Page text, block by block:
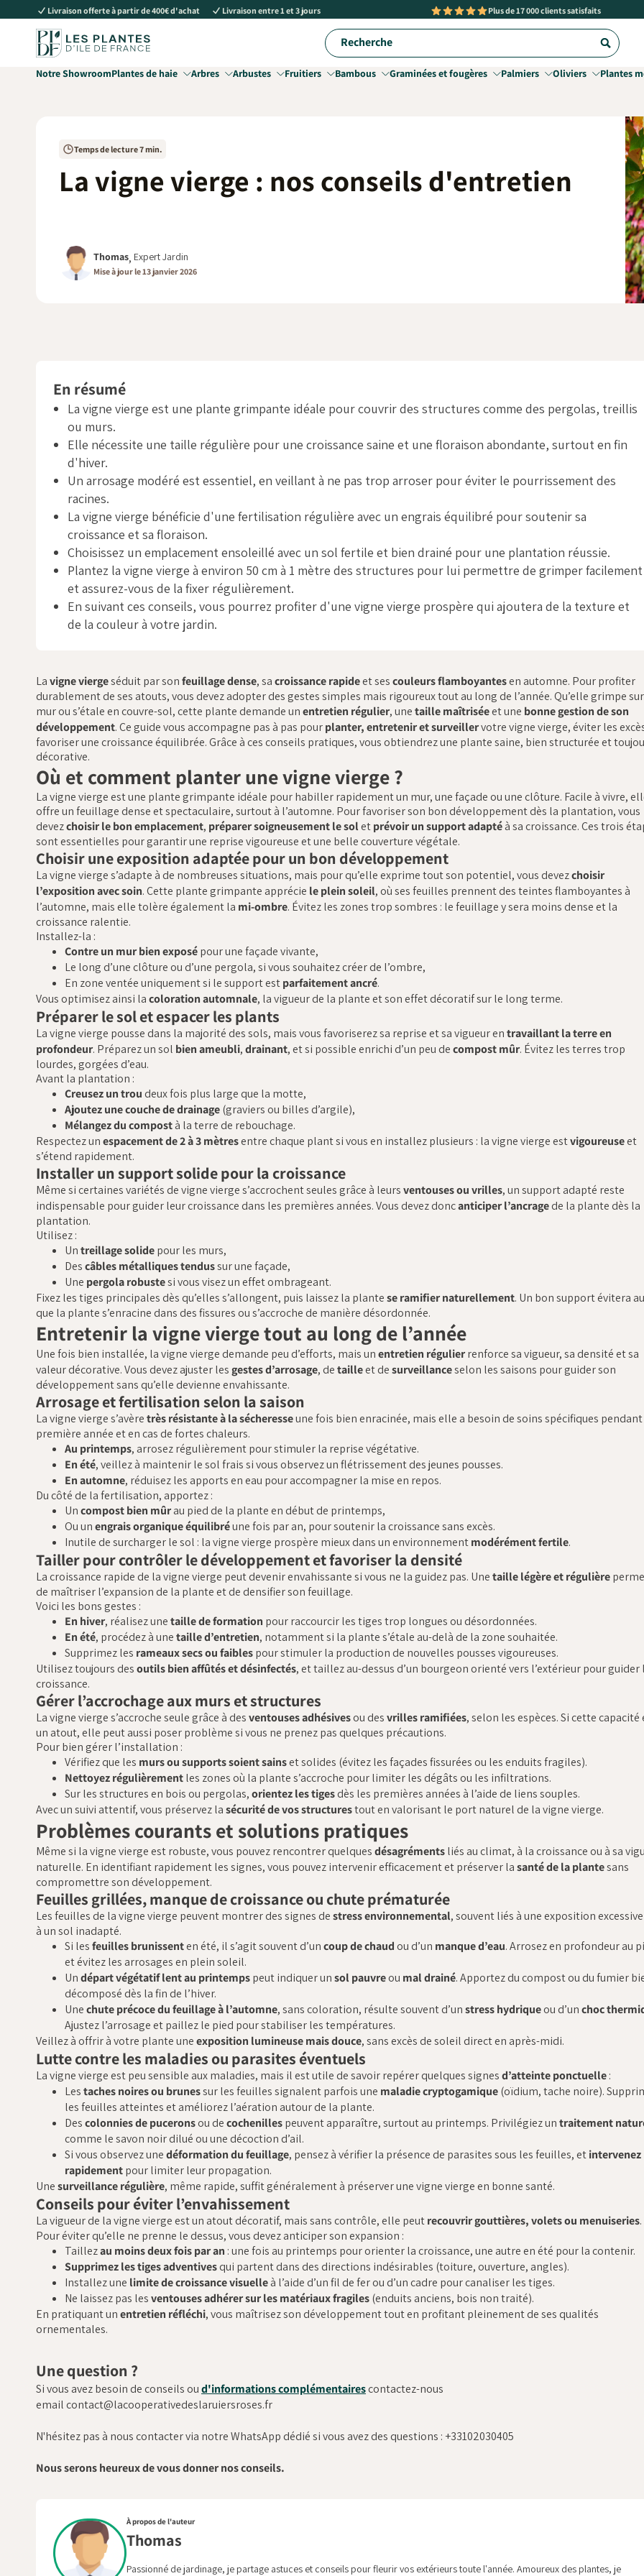
Livraison offerte à partir de 400€ d'achat Livraison entre 1 et 3 jours Plus de17 000 clients satisfaits
Recherche
Notre ShowroomPlantes de haie Arbres Arbustes Fruitiers Bambous Graminées et fougères Palmiers Oliviers Plantes
Temps de lecture 7 min.
La vigne vierge : nos conseils d'entretien
Thomas, Expert Jardin
Mise à jour le 13 janvier 2026
En résumé
La vigne vierge est une plante grimpante idéale pour couvrir des structures comme des pergolas, treillis
ou murs.
Elle nécessite une taille régulière pour une croissance saine et une floraison abondante, surtout en fin
d'hiver.
Un arrosage modéré est essentiel, en veillant à ne pas trop arroser pour éviter le pourrissement des
racines.
La vigne vierge bénéficie d'une fertilisation régulière avec un engrais équilibré pour soutenir sa
croissance et sa floraison.
Choisissez un emplacement ensoleillé avec un sol fertile et bien drainé pour une plantation réussie.
Plantez la vigne vierge à environ 50 cm à 1 mètre des structures pour lui permettre de grimper facilement
et assurez-vous de la fixer régulièrement.
En suivant ces conseils, vous pourrez profiter d'une vigne vierge prospère qui ajoutera de la texture et
de la couleur à votre jardin.
Lavigne viergeséduit par sonfeuillage dense, sacroissance rapideet sescouleurs flamboyantesen automne. Pour profiter
durablement de ses atouts, vous devez adopter des gestes simples mais rigoureux tout au long de l’année. Qu’elle grimpe
mur ou s’étale en couvre-sol, cette plante demande unentretien régulier, unetaille maîtriséeet une bonne gestion de son
développement. Ce guide vous accompagne pas à pas pourplanter, entretenir et surveillervotre vigne vierge, éviter les
favoriser une croissance équilibrée. Grâce à ces conseils pratiques, vous obtiendrez une plante saine, bien structurée et
décorative.
Où et comment planter une vigne vierge ?
La vigne vierge est une plante grimpante idéale pour habiller rapidement un mur, une façade ou une clôture. Facile à vivre,
offre un feuillage dense et spectaculaire, surtout à l’automne. Pour favoriser son bon développement dès la plantation, vous
devezchoisir le bon emplacement, préparer soigneusement le soletprévoir un support adaptéà sa croissance. Ces trois
sont essentielles pour garantir une reprise vigoureuse et une belle couverture végétale.
Choisir une exposition adaptée pour un bon développement
La vigne vierge s’adapte à de nombreuses situations, mais pour qu’elle exprime tout son potentiel, vous devezchoisir
l’exposition avec soin. Cette plante grimpante apprécie le plein soleil, où ses feuilles prennent des teintes flamboyantes à
l’automne, mais elle tolère également la mi-ombre. Évitez les zones trop sombres : le feuillage y sera moins dense et la
croissance ralentie.
Installez-la :
Contre un mur bien exposépour une façade vivante,
Le long d’une clôture ou d’une pergola, si vous souhaitez créer de l’ombre,
En zone ventée uniquement si le support estparfaitement ancré.
Vous optimisez ainsi lacoloration automnale, la vigueur de la plante et son effet décoratif sur le long terme.
Préparer le sol et espacer les plants
La vigne vierge pousse dans la majorité des sols, mais vous favoriserez sa reprise et sa vigueur entravaillant la terre en
profondeur. Préparez un sol bien ameubli,drainant, et si possible enrichi d’un peu decompost mûr. Évitez les terres trop
lourdes, gorgées d’eau.
Avant la plantation :
Creusez un troudeux fois plus large que la motte,
Ajoutez une couche de drainage(graviers ou billes d’argile),
Mélangez du compostà la terre de rebouchage.
Respectez unespacement de 2 à 3 mètresentre chaque plant si vous en installez plusieurs : la vigne vierge estvigoureuseet
s’étend rapidement.
Installer un support solide pour la croissance
Même si certaines variétés de vigne vierge s’accrochent seules grâce à leursventouses ou vrilles, un support adapté reste
indispensable pour guider leur croissance dans les premières années. Vous devez doncanticiper l’ancragede la plante dès la
plantation.
Utilisez :
Untreillage solidepour les murs,
Descâbles métalliques tendussur une façade,
Une pergola robustesi vous visez un effet ombrageant.
Fixez les tiges principales dès qu’elles s’allongent, puis laissez la plantese ramifier naturellement. Un bon support évitera
que la plante s’enracine dans des fissures ou s’accroche de manière désordonnée.
Entretenir la vigne vierge tout au long de l’année
Une fois bien installée, la vigne vierge demande peu d’efforts, mais unentretien régulierrenforce sa vigueur, sa densité et sa
valeur décorative. Vous devez ajuster lesgestes d’arrosage, detailleet desurveillanceselon les saisons pour guider son
développement sans qu’elle devienne envahissante.
Arrosage et fertilisation selon la saison
La vigne vierge s’avèretrès résistante à la sécheresseune fois bien enracinée, mais elle a besoin de soins spécifiques pendant
première année et en cas de fortes chaleurs.
Au printemps, arrosez régulièrement pour stimuler la reprise végétative.
En été, veillez à maintenir le sol frais si vous observez un flétrissement des jeunes pousses.
En automne, réduisez les apports en eau pour accompagner la mise en repos.
Du côté de la fertilisation, apportez :
Uncompost bien mûrau pied de la plante en début de printemps,
Ou unengrais organique équilibréune fois par an, pour soutenir la croissance sans excès.
Inutile de surcharger le sol : la vigne vierge prospère mieux dans un environnementmodérément fertile.
Tailler pour contrôler le développement et favoriser la densité
La croissance rapide de la vigne vierge peut devenir envahissante si vous ne la guidez pas. Unetaille légère et régulière
de maîtriser l’expansion de la plante et de densifier son feuillage.
Voici les bons gestes :
En hiver, réalisez unetaille de formation pour raccourcir les tiges trop longues ou désordonnées.
En été, procédez à unetaille d’entretien, notamment si la plante s’étale au-delà de la zone souhaitée.
Supprimez les rameaux secs ou faiblespour stimuler la production de nouvelles pousses vigoureuses.
Utilisez toujours desoutils bien affûtés et désinfectés, et taillez au-dessus d’un bourgeon orienté vers l’extérieur pour guider
croissance.
Gérer l’accrochage aux murs et structures
La vigne vierge s’accroche seule grâce à desventouses adhésivesou desvrilles ramifiées, selon les espèces. Si cette capacité
un atout, elle peut aussi poser problème si vous ne prenez pas quelques précautions.
Pour bien gérer l’installation :
Vérifiez que les murs ou supports soient sainset solides (évitez les façades fissurées ou les enduits fragiles).
Nettoyez régulièrementles zones où la plante s’accroche pour limiter les dégâts ou les infiltrations.
Sur les structures en bois ou pergolas,orientez les tigesdès les premières années à l’aide de liens souples.
Avec un suivi attentif, vous préservez lasécurité de vos structurestout en valorisant le port naturel de la vigne vierge.
Problèmes courants et solutions pratiques
Même si la vigne vierge est robuste, vous pouvez rencontrer quelquesdésagrémentsliés au climat, à la croissance ou à sa
naturelle. En identifiant rapidement les signes, vous pouvez intervenir efficacement et préserver lasanté de la plantesans
compromettre son développement.
Feuilles grillées, manque de croissance ou chute prématurée
Les feuilles de la vigne vierge peuvent montrer des signes destress environnemental, souvent liés à une exposition
à un sol inadapté.
Si lesfeuilles brunissenten été, il s’agit souvent d’uncoup de chaudou d’un manque d’eau. Arrosez en profondeur au
et évitez les arrosages en plein soleil.
Undépart végétatif lent au printempspeut indiquer unsol pauvreou mal drainé. Apportez du compost ou du fumier
décomposé dès la fin de l’hiver.
Unechute précoce du feuillage à l’automne, sans coloration, résulte souvent d’unstress hydriqueou d’unchoc
Ajustez l’arrosage et paillez le pied pour stabiliser les températures.
Veillez à offrir à votre plante uneexposition lumineuse mais douce, sans excès de soleil direct en après-midi.
Lutte contre les maladies ou parasites éventuels
La vigne vierge est peu sensible aux maladies, mais il est utile de savoir repérer quelques signesd’atteinte ponctuelle:
Lestaches noires ou brunessur les feuilles signalent parfois une maladie cryptogamique(oïdium, tache noire).
les feuilles atteintes et améliorez l’aération autour de la plante.
Descolonnies de puceronsou decochenillespeuvent apparaître, surtout au printemps. Privilégiez untraitement
comme le savon noir dilué ou une décoction d’ail.
Si vous observez unedéformation du feuillage, pensez à vérifier la présence de parasites sous les feuilles, etintervenez
rapidementpour limiter leur propagation.
Unesurveillance régulière, même rapide, suffit généralement à préserver une vigne vierge en bonne santé.
Conseils pour éviter l’envahissement
La vigueur de la vigne vierge est un atout décoratif, mais sans contrôle, elle peutrecouvrir gouttières, volets ou menuiseries.
Pour éviter qu’elle ne prenne le dessus, vous devez anticiper son expansion :
Taillezau moins deux fois par an : une fois au printemps pour orienter la croissance, une autre en été pour la contenir.
Supprimez les tiges adventivesqui partent dans des directions indésirables (toiture, ouverture, angles).
Installez une limite de croissance visuelleà l’aide d’un fil de fer ou d’un cadre pour canaliser les tiges.
Ne laissez pas lesventouses adhérer sur les matériaux fragiles(enduits anciens, bois non traité).
En pratiquant unentretien réfléchi, vous maîtrisez son développement tout en profitant pleinement de ses qualités
ornementales.
Une question ?
Si vous avez besoin de conseils oud'informations complémentairescontactez-nous
email contact@lacooperativedeslaruiersroses.fr
N'hésitez pas à nous contacter via notre WhatsApp dédié si vous avez des questions : +33102030405
Nous serons heureux de vous donner nos conseils.
À propos de l'auteur
Thomas
Passionné de jardinage, je partage astuces et conseils pour fleurir vos extérieurs toute l'année. Amoureux des plantes, je